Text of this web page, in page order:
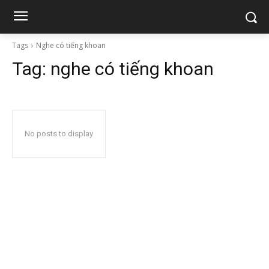
Tags Nghe có tiếng khoan
Tag: nghe có tiếng khoan
No posts to display